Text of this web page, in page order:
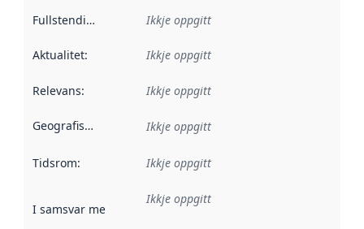
Fullstendigheit Ikkje oppgitt
Aktualitet: Ikkje oppgitt
Relevans: Ikkje oppgitt
Geografisk område Ikkje oppgitt
Tidsrom: Ikkje oppgitt
I samsvar med Referanse til ei implementeringsregel eller
Ikkje oppgitt